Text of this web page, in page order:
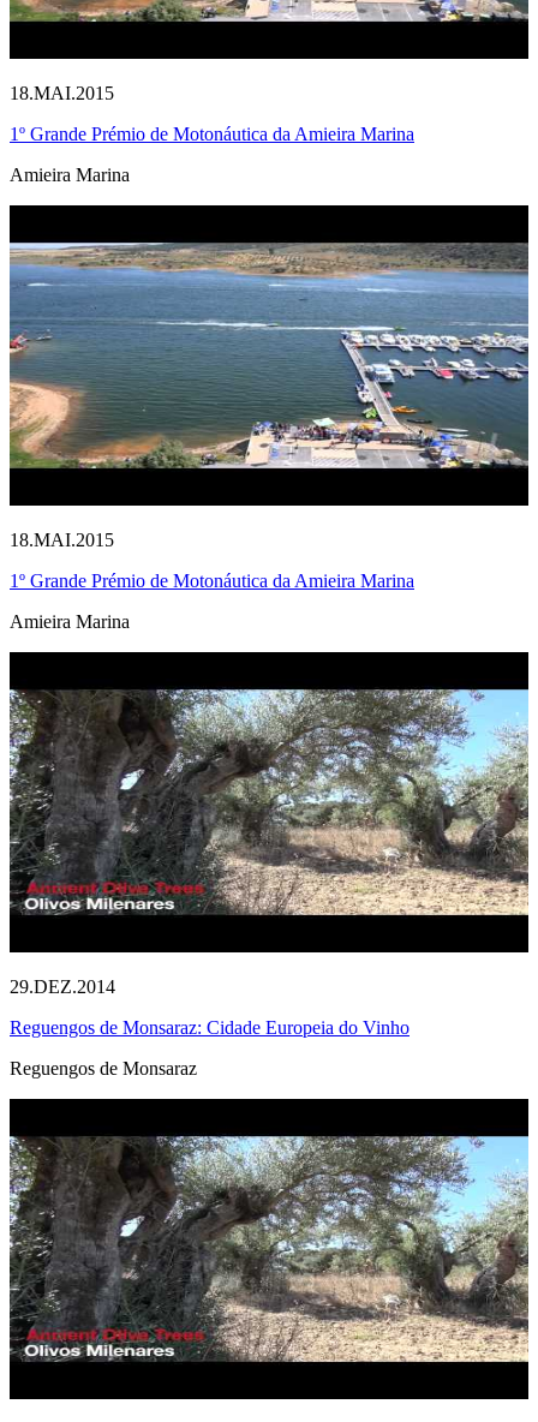
18.MAI.2015
1º Grande Prémio de Motonáutica da Amieira Marina
Amieira Marina
18.MAI.2015
1º Grande Prémio de Motonáutica da Amieira Marina
Amieira Marina
29.DEZ.2014
Reguengos de Monsaraz: Cidade Europeia do Vinho
Reguengos de Monsaraz